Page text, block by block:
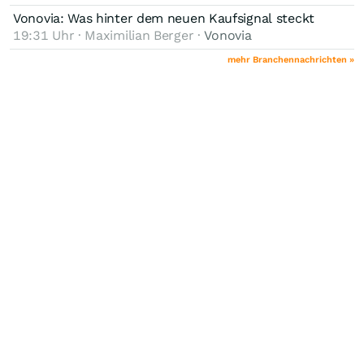
Vonovia: Was hinter dem neuen Kaufsignal steckt
19:31 Uhr · Maximilian Berger ·Vonovia
mehr Branchennachrichten »